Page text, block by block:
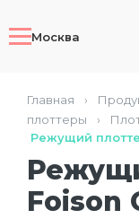
Москва
Главная ›
плоттеры
›
Режущий
Foison